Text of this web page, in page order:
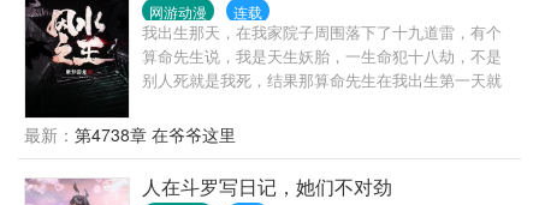
网游动漫 连载
我出生那天，在我家院子周围落下了十九道雷，有个
算命先生说，我是天生妖胎，一生命犯十八劫，不是
别人死就是我死，结果那算命先生在我出生第一天就
最新： 第4738章 在爷爷这里
人在斗罗写日记，她们不对劲